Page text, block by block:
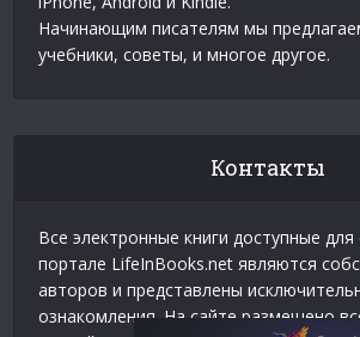
Начинающим писателям мы
учебники, советы, и многое другое.
Контакты
Все электронные книги доступные для
портале LifeInBooks.net являются
авторов и представлены
ознакомления. На сайте размещено